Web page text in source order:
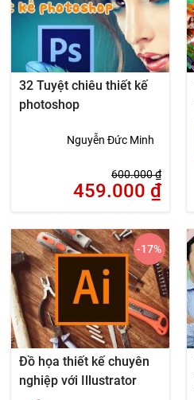
32 Tuyệt chiêu thiết kế
photoshop
Nguyễn Đức Minh
600.000₫
459.000 ₫
Đồ họa thiết kế chuyên
nghiệp với Illustrator
-17%